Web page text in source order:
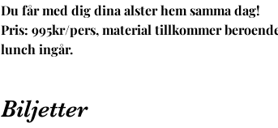
Du får med dig dina alster hem samma dag!
Pris: 995kr/pers, material tillkommer
lunch ingår.
Biljetter